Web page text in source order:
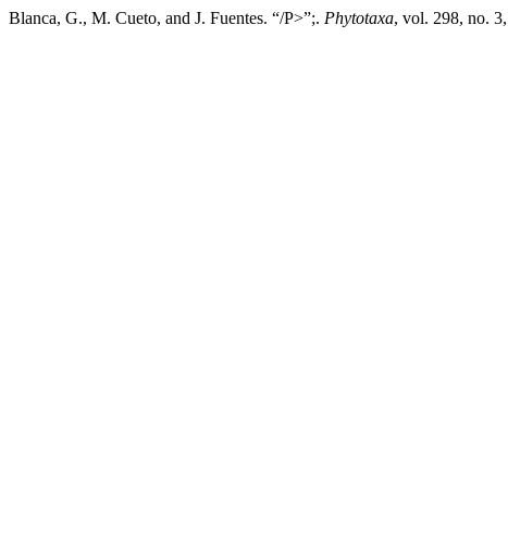
Blanca, G., M. Cueto, and J. Fuentes. “/P>”;. Phytotaxa, vol. 298, no.